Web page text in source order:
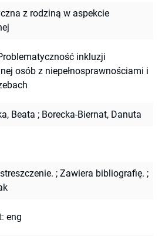
z rodziną w aspekcie
inkluzji
osób z niepełnosprawnościami i
Beata ; Borecka-Biernat, Danuta
; Zawiera bibliografię. ;
: eng